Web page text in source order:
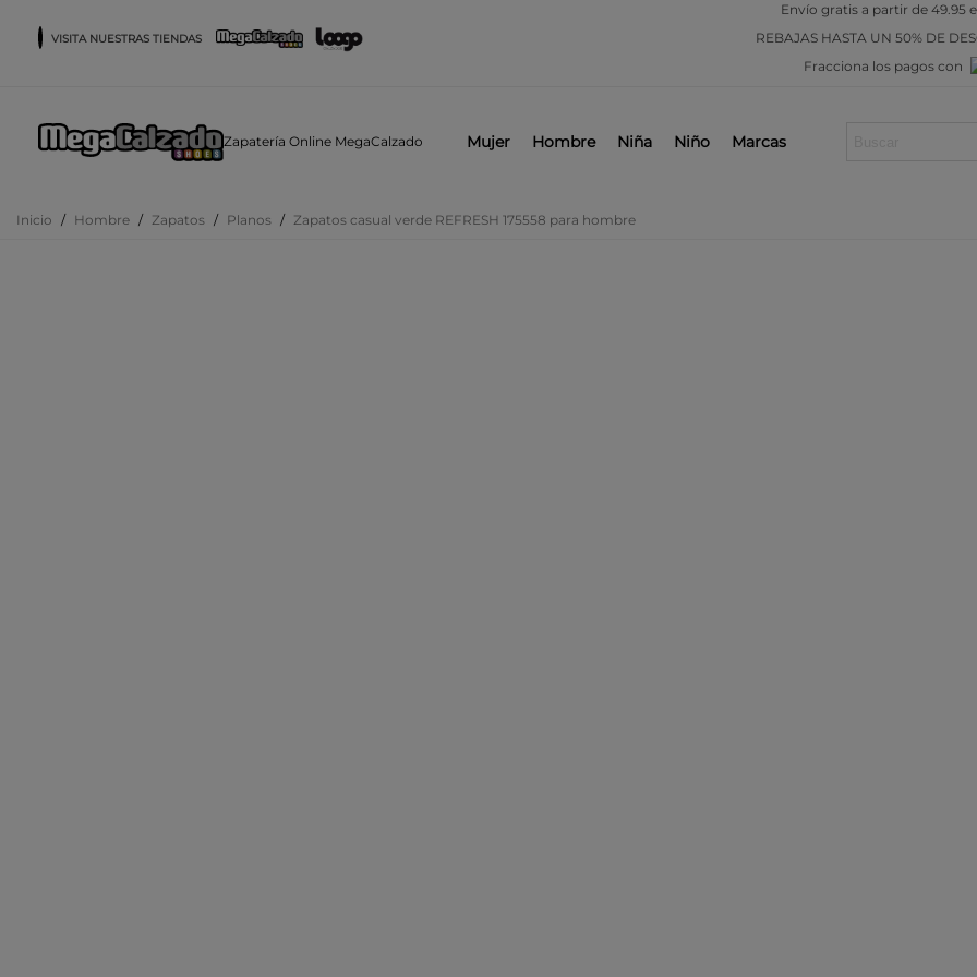
VISITA NUESTRAS TIENDAS
Envío gratis a partir de 49.95
REBAJAS HASTA UN 50% DE
Fracciona los pagos con
Zapatería Online MegaCalzado Mujer Hombre Niña Niño Marcas
Inicio / Hombre / Zapatos / Planos / Zapatos casual verde REFRESH 175558 para hombre